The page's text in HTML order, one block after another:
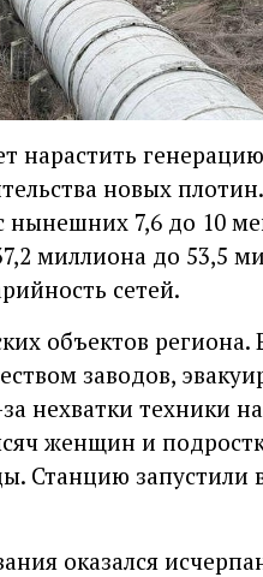
нарастить
новых
7,6 до 10
миллиона до 53,5
сетей.
объектов региона.
заводов,
нехватки техники
женщин и
Станцию запустили
оказался